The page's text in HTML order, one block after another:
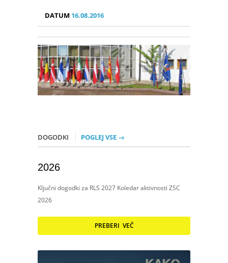
DATUM 16.08.2016
DOGODKI POGLEJ VSE →
2026
Ključni dogodki za RLS 2027 Koledar aktivnosti ZSC
2026
PREBERI VEČ